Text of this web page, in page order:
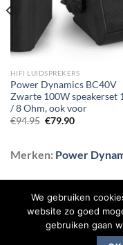
HIFI LUIDSPREKERS
Power Dynamics BC40V
Zwarte 100W speakerset
/ 8 Ohm, ook voor
€94.95 Oorspronkelijke
€79.90Huidige
Merken: Power
CONTACT OVER
We gebruiken
website zo goed
gebruiken gaan